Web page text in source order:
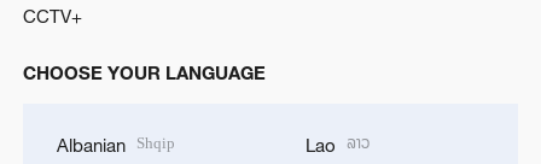
CCTV+
CHOOSE YOUR LANGUAGE
Albanian Shqip Lao ລາວ